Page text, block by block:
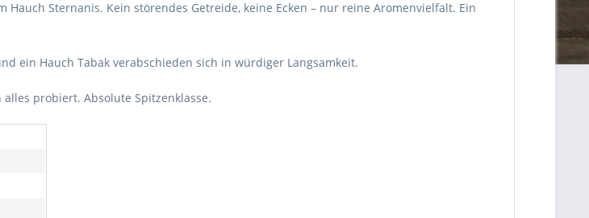
Sternanis. Kein störendes Getreide, keine Ecken – nur reine Aromenvielfalt. Ein
ein Hauch Tabak verabschieden sich in würdiger Langsamkeit.
probiert. Absolute Spitzenklasse.